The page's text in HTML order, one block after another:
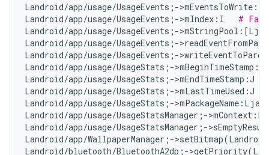
Landroid/app/usage/UsageEvents;-
Landroid/app/usage/UsageEvents;->mIndex:I #
Landroid/app/usage/UsageEvents;-
Landroid/app/usage/UsageEvents;-
Landroid/app/usage/UsageEvents;-
Landroid/app/usage/UsageStats;-
Landroid/app/usage/UsageStats;->mEndTimeStamp:J
Landroid/app/usage/UsageStats;->mLastTimeUsed:J
Landroid/app/usage/UsageStats;-
Landroid/app/usage/UsageStatsManager;-
Landroid/app/usage/UsageStatsManager;-
Landroid/app/WallpaperManager;-
Landroid/bluetooth/BluetoothA2dp;-